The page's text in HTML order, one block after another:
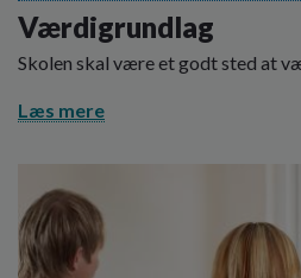
Værdigrundlag
Skolen skal være et godt sted at
Læs mere